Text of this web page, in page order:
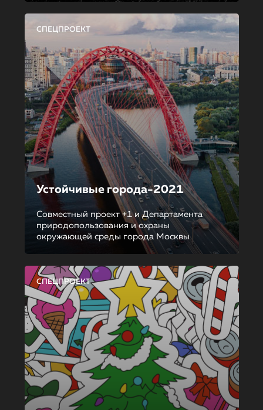
СПЕЦПРОЕКТ
Устойчивые города-2021
Совместный проект +1 и Департамента
природопользования и охраны
окружающей среды города Москвы
СПЕЦПРОЕКТ